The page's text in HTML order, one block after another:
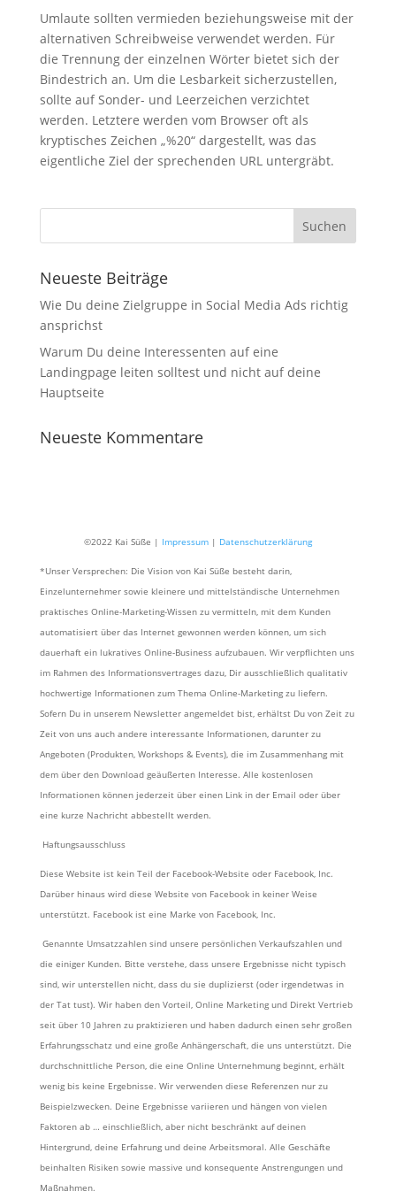
Umlaute sollten vermieden beziehungsweise mit der
alternativen Schreibweise verwendet werden. Für
die Trennung der einzelnen Wörter bietet sich der
Bindestrich an. Um die Lesbarkeit sicherzustellen,
sollte auf Sonder- und Leerzeichen verzichtet
werden. Letztere werden vom Browser oft als
kryptisches Zeichen „%20“ dargestellt, was das
eigentliche Ziel der sprechenden URL untergräbt.
Neueste Beiträge
Wie Du deine Zielgruppe in Social Media Ads richtig
ansprichst
Warum Du deine Interessenten auf eine
Landingpage leiten solltest und nicht auf deine
Hauptseite
Neueste Kommentare
©2022 Kai Süße | Impressum| Datenschutzerklärung
*Unser Versprechen: Die Vision von Kai Süße besteht darin,
Einzelunternehmer sowie kleinere und mittelständische Unternehmen
praktisches Online-Marketing-Wissen zu vermitteln, mit dem Kunden
automatisiert über das Internet gewonnen werden können, um sich
dauerhaft ein lukratives Online-Business aufzubauen. Wir verpflichten uns
im Rahmen des Informationsvertrages dazu, Dir ausschließlich qualitativ
hochwertige Informationen zum Thema Online-Marketing zu liefern.
Sofern Du in unserem Newsletter angemeldet bist, erhältst Du von Zeit zu
Zeit von uns auch andere interessante Informationen, darunter zu
Angeboten (Produkten, Workshops & Events), die im Zusammenhang mit
dem über den Download geäußerten Interesse. Alle kostenlosen
Informationen können jederzeit über einen Link in der Email oder über
eine kurze Nachricht abbestellt werden.
Haftungsausschluss
Diese Website ist kein Teil der Facebook-Website oder Facebook, Inc.
Darüber hinaus wird diese Website von Facebook in keiner Weise
unterstützt. Facebook ist eine Marke von Facebook, Inc.
Genannte Umsatzzahlen sind unsere persönlichen Verkaufszahlen und
die einiger Kunden. Bitte verstehe, dass unsere Ergebnisse nicht typisch
sind, wir unterstellen nicht, dass du sie duplizierst (oder irgendetwas in
der Tat tust). Wir haben den Vorteil, Online Marketing und Direkt Vertrieb
seit über 10 Jahren zu praktizieren und haben dadurch einen sehr großen
Erfahrungsschatz und eine große Anhängerschaft, die uns unterstützt. Die
durchschnittliche Person, die eine Online Unternehmung beginnt, erhält
wenig bis keine Ergebnisse. Wir verwenden diese Referenzen nur zu
Beispielzwecken. Deine Ergebnisse variieren und hängen von vielen
Faktoren ab … einschließlich, aber nicht beschränkt auf deinen
Hintergrund, deine Erfahrung und deine Arbeitsmoral. Alle Geschäfte
beinhalten Risiken sowie massive und konsequente Anstrengungen und
Maßnahmen.